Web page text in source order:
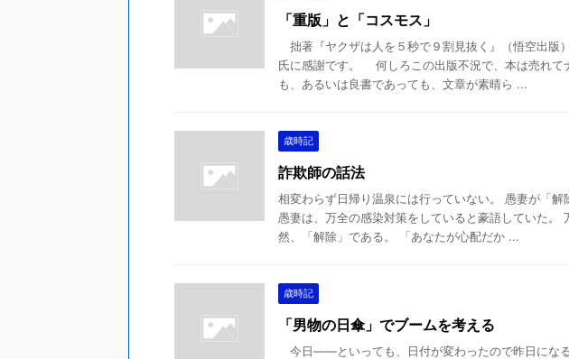
「重版」と「コスモス」
拙著『ヤクザは人を５秒で９割見抜く』（悟空出
氏に感謝です。 何しろこの出版不況で、本は売れ
も、あるいは良書であっても、文章が素晴ら ...
歳時記
詐欺師の話法
相変わらず日帰り温泉には行っていない。 愚妻が「
愚妻は、万全の感染対策をしていると豪語していた。
然、「解除」である。 「あなたが心配だか ...
歳時記
「男物の日傘」でブームを考える
今日――といっても、日付が変わったので昨日にな